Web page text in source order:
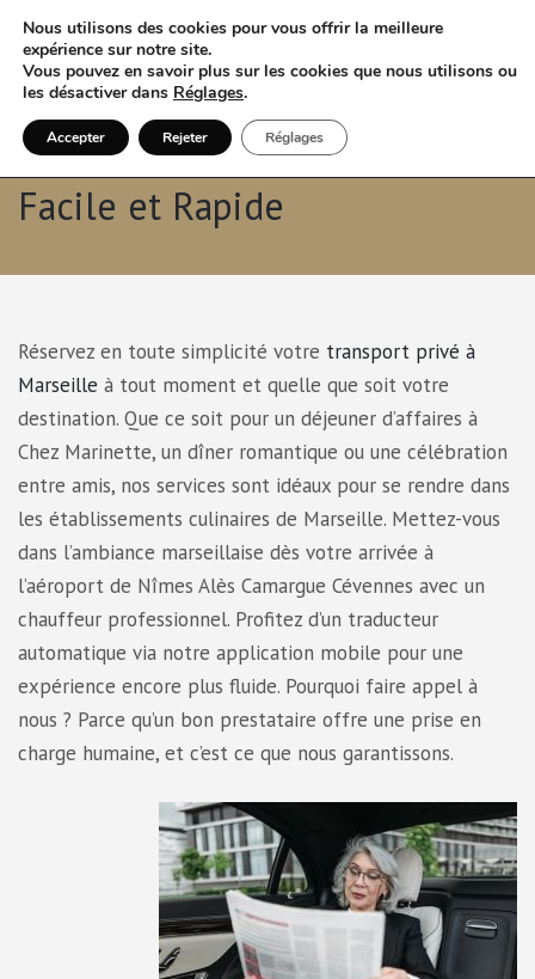
VTC Marseille : Réservation
Facile et Rapide
Réservez en toute simplicité votre transport privé à
Marseille à tout moment et quelle que soit votre
destination. Que ce soit pour un déjeuner d’affaires à
Chez Marinette, un dîner romantique ou une célébration
entre amis, nos services sont idéaux pour se rendre dans
les établissements culinaires de Marseille. Mettez-vous
dans l’ambiance marseillaise dès votre arrivée à
l’aéroport de Nîmes Alès Camargue Cévennes avec un
chauffeur professionnel. Profitez d’un traducteur
automatique via notre application mobile pour une
expérience encore plus fluide. Pourquoi faire appel à
nous ? Parce qu’un bon prestataire offre une prise en
charge humaine, et c’est ce que nous garantissons.
Nous utilisons des cookies pour vous offrir la meilleure
expérience sur notre site.
Vous pouvez en savoir plus sur les cookies que nous utilisons ou
les désactiver dans Réglages.
Accepter Rejeter Réglages